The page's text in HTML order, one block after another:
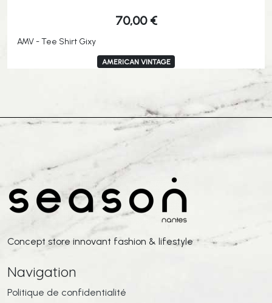
70,00 €
AMV - Tee Shirt Gixy
AMERICAN VINTAGE
Concept store innovant fashion & lifestyle
Navigation
Politique de confidentialité